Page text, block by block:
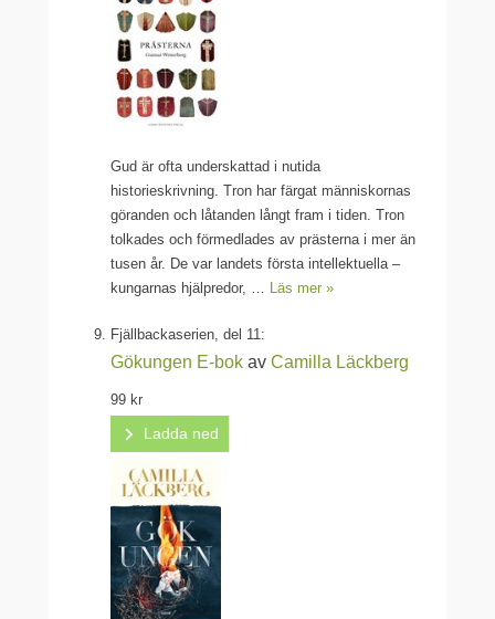
Gud är ofta underskattad i nutida
historieskrivning. Tron har färgat människornas
göranden och låtanden långt fram i tiden. Tron
tolkades och förmedlades av prästerna i mer än
tusen år. De var landets första intellektuella –
kungarnas hjälpredor, … Läs mer »
Fjällbackaserien, del 11:
Gökungen E-bok av Camilla Läckberg
99 kr
Ladda ned